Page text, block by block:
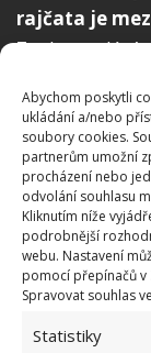
Abychom poskytli
ukládání a/nebo
soubory cookies.
partnerům umožní
procházení nebo
odvolání souhlasu
Kliknutím níže
podrobnější
webu. Nastavení
pomocí přepínačů v
Spravovat souhlas
Statistiky
rajčata je
Z toho
stole. Na
ovoce a